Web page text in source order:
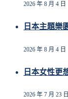
2026 年 8 月 4 日
日本主題樂
2026 年 8 月 4 日
日本女性更
2026 年 7 月 23 日